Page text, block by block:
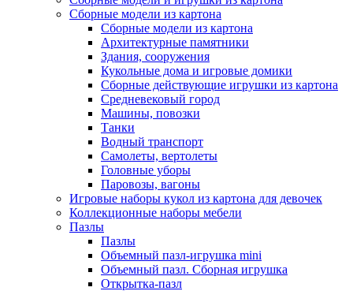
Сборные модели из картона
Сборные модели из картона
Архитектурные памятники
Здания, сооружения
Кукольные дома и игровые домики
Сборные действующие игрушки из картона
Средневековый город
Машины, повозки
Танки
Водный транспорт
Самолеты, вертолеты
Головные уборы
Паровозы, вагоны
Игровые наборы кукол из картона для девочек
Коллекционные наборы мебели
Пазлы
Пазлы
Объемный пазл-игрушка mini
Объемный пазл. Сборная игрушка
Открытка-пазл